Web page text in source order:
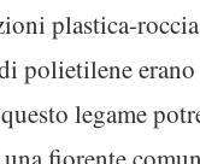
plastica-
polietilene
legame